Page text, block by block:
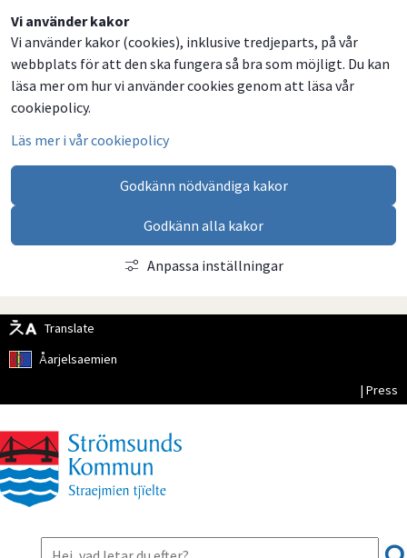
Vi använder kakor
Vi använder kakor (cookies), inklusive tredjeparts, på vår
webbplats för att den ska fungera så bra som möjligt. Du kan
läsa mer om hur vi använder cookies genom att läsa vår
cookiepolicy.
Läs mer i vår cookiepolicy
Godkänn nödvändiga kakor
Godkänn alla kakor
Anpassa inställningar
Translate
Åarjelsaemien
| Press
Dela
på
Facebook
Dela
på
Twitter
Dela
på
LinkedIn
Dela
via
email